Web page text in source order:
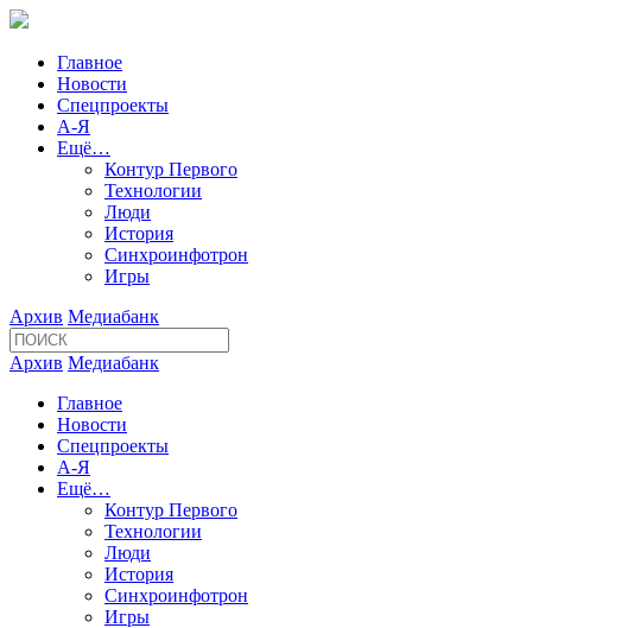
Главное
Новости
Спецпроекты
А-Я
Ещё…
Контур Первого
Технологии
Люди
История
Синхроинфотрон
Игры
Архив Медиабанк
Архив Медиабанк
Главное
Новости
Спецпроекты
А-Я
Ещё…
Контур Первого
Технологии
Люди
История
Синхроинфотрон
Игры